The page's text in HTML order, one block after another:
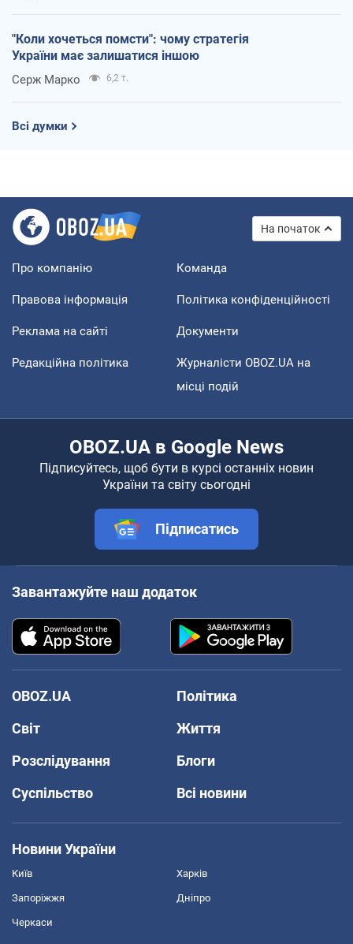
"Коли хочеться помсти": чому стратегія
України має залишатися іншою
Серж Марко 6,2 т.
Всі думки
На початок
Про компанію Команда
Правова інформація Політика конфіденційності
Реклама на сайті Документи
Редакційна політика
Журналісти OBOZ.UA на
місці подій
OBOZ.UA в Google News
Підписуйтесь, щоб бути в курсі останніх новин
України та світу сьогодні
Підписатись
Завантажуйте наш додаток
OBOZ.UA
Політика
Світ
Життя
Розслідування
Блоги
Суспільство
Всі новини
Новини України
Київ Харків
Запоріжжя Дніпро
Черкаси